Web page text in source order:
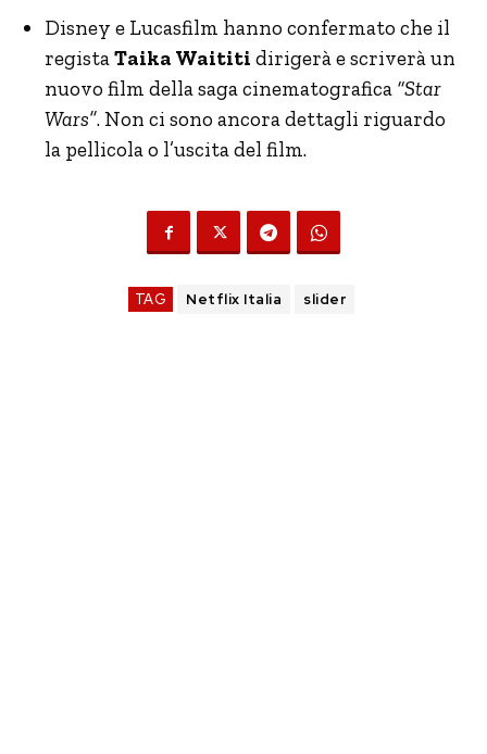
Disney e Lucasfilm hanno confermato che il
registaTaika Waititi dirigerà e scriverà un
nuovo film della saga cinematografica “Star
Wars”. Non ci sono ancora dettagli riguardo
la pellicola o l’uscita del film.
TAG Netflix Italia slider